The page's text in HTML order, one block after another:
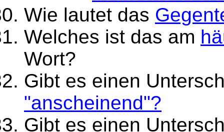
Wie lautet das
Welches ist das am
Wort?
Gibt es einen
"anscheinend"?
Gibt es einen